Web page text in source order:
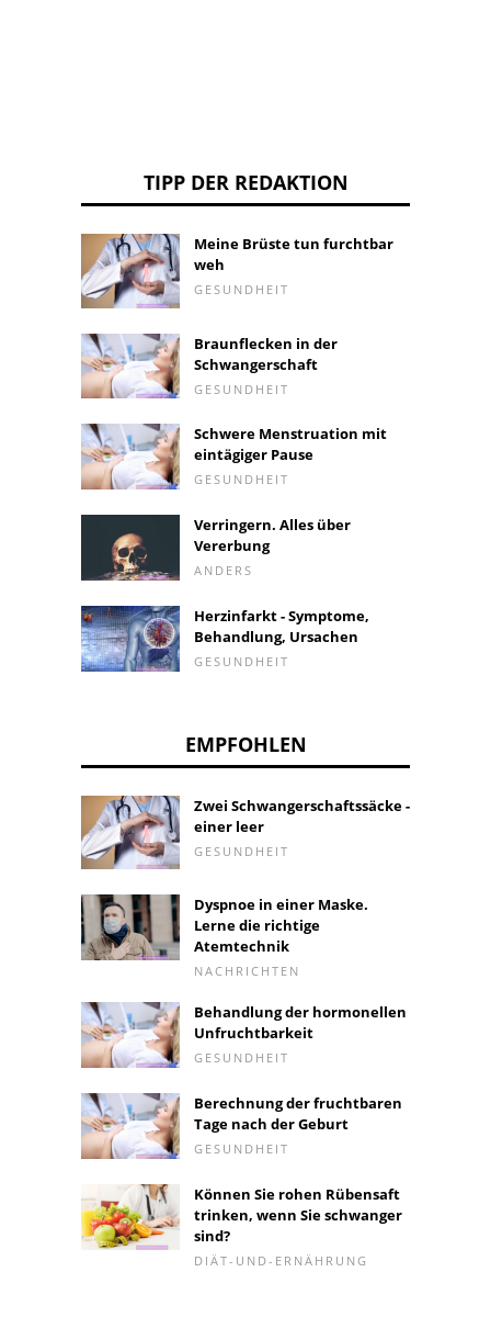
TIPP DER REDAKTION
Meine Brüste tun furchtbar
weh
GESUNDHEIT
Braunflecken in der
Schwangerschaft
GESUNDHEIT
Schwere Menstruation mit
eintägiger Pause
GESUNDHEIT
Verringern. Alles über
Vererbung
ANDERS
Herzinfarkt - Symptome,
Behandlung, Ursachen
GESUNDHEIT
EMPFOHLEN
Zwei Schwangerschaftssäcke -
einer leer
GESUNDHEIT
Dyspnoe in einer Maske.
Lerne die richtige
Atemtechnik
NACHRICHTEN
Behandlung der hormonellen
Unfruchtbarkeit
GESUNDHEIT
Berechnung der fruchtbaren
Tage nach der Geburt
GESUNDHEIT
Können Sie rohen Rübensaft
trinken, wenn Sie schwanger
sind?
DIÄT-UND-ERNÄHRUNG